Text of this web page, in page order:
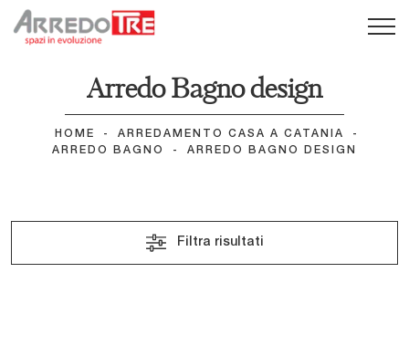
Arredo Bagno design
HOME - ARREDAMENTO CASA A CATANIA
-
ARREDO BAGNO
- ARREDO BAGNO DESIGN
Filtra risultati